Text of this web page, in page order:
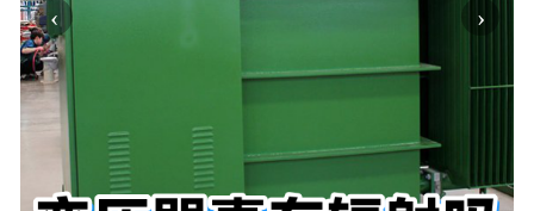
‹ ›